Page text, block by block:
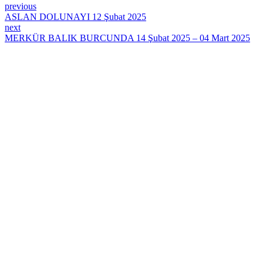
previous
ASLAN DOLUNAYI 12 Şubat 2025
next
MERKÜR BALIK BURCUNDA 14 Şubat 2025 – 04 Mart 2025